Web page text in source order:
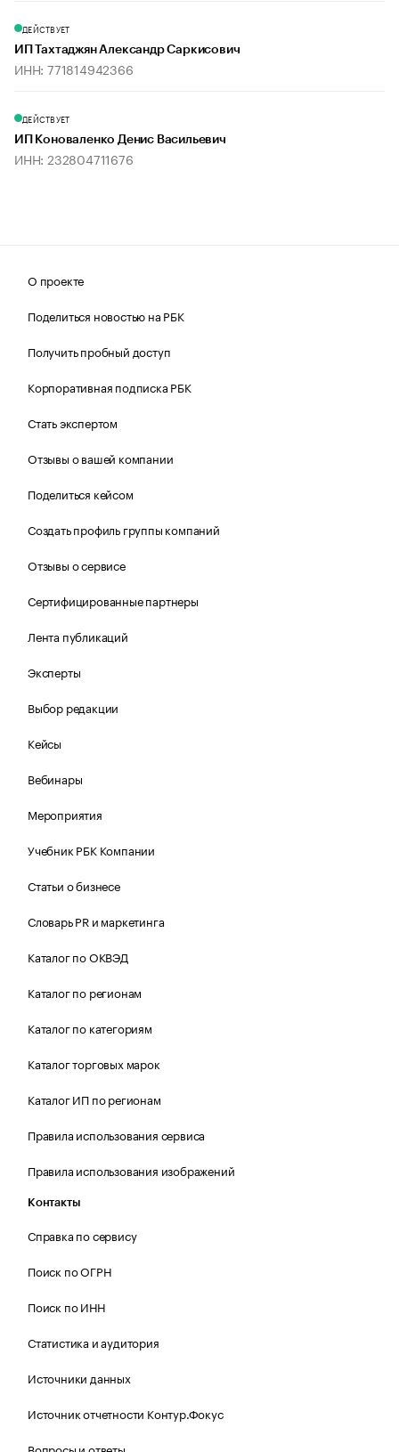
ДЕЙСТВУЕТ
ИП Тахтаджян Александр Саркисович
ИНН: 771814942366
ДЕЙСТВУЕТ
ИП Коноваленко Денис Васильевич
ИНН: 232804711676
О проекте
Поделиться новостью на РБК
Получить пробный доступ
Корпоративная подписка РБК
Стать экспертом
Отзывы о вашей компании
Поделиться кейсом
Создать профиль группы компаний
Отзывы о сервисе
Сертифицированные партнеры
Лента публикаций
Эксперты
Выбор редакции
Кейсы
Вебинары
Мероприятия
Учебник РБК Компании
Статьи о бизнесе
Словарь PR и маркетинга
Каталог по ОКВЭД
Каталог по регионам
Каталог по категориям
Каталог торговых марок
Каталог ИП по регионам
Правила использования сервиса
Правила использования изображений
Контакты
Справка по сервису
Поиск по ОГРН
Поиск по ИНН
Статистика и аудитория
Источники данных
Источник отчетности Контур.Фокус